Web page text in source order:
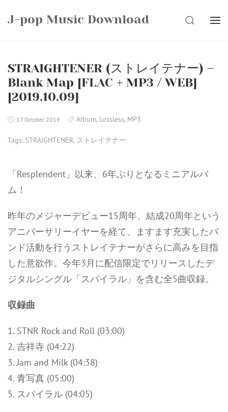
J-pop Music Download SEARCH
STRAIGHTENER (ストレイテナー) –
Blank Map [FLAC + MP3 / WEB]
[2019.10.09]
17 October 2019 Album, Lossless, MP3
Tags: STRAIGHTENER, ストレイテナー
「Resplendent」以来、6年ぶりとなるミニアルバ
ム！
昨年のメジャーデビュー15周年、結成20周年という
アニバーサリーイヤーを経て、ますます充実したバ
ンド活動を行うストレイテナーがさらに高みを目指
した意欲作。今年3月に配信限定でリリースしたデ
ジタルシングル「スパイラル」を含む全5曲収録。
収録曲
1. STNR Rock and Roll (03:00)
2. 吉祥寺 (04:22)
3. Jam and Milk (04:38)
4. 青写真 (05:00)
5. スパイラル (04:05)